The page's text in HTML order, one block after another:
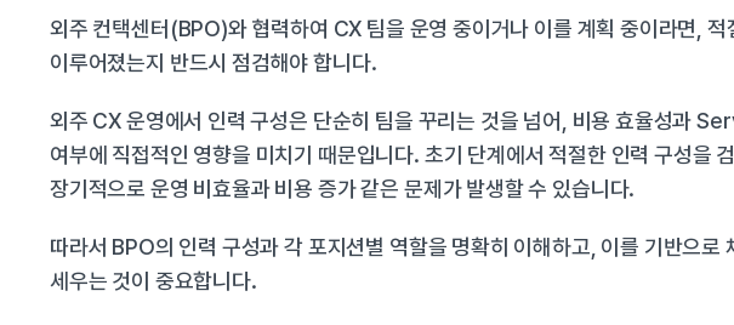
외주 컨택센터(BPO)와 협력하여 CX 팀을 운영 중이거나 이를 계획 중이라면, 적
이루어졌는지 반드시 점검해야 합니다.
외주 CX 운영에서 인력 구성은 단순히 팀을 꾸리는 것을 넘어, 비용 효율성과
여부에 직접적인 영향을 미치기 때문입니다. 초기 단계에서 적절한 인력 구성을
장기적으로 운영 비효율과 비용 증가 같은 문제가 발생할 수 있습니다.
따라서 BPO의 인력 구성과 각 포지션별 역할을 명확히 이해하고, 이를 기반으로
세우는 것이 중요합니다.